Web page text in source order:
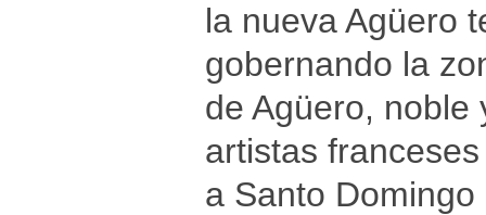
la nueva Agüero
gobernando la
de Agüero, noble
artistas
a Santo